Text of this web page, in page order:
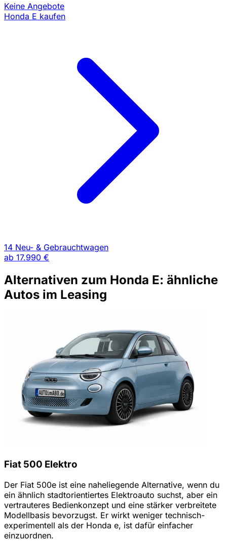
Keine Angebote
Honda E kaufen
14 Neu- & Gebrauchtwagen
ab 17.990 €
Alternativen zum Honda E: ähnliche
Autos im Leasing
Fiat 500 Elektro
Der Fiat 500e ist eine naheliegende Alternative, wenn du
ein ähnlich stadtorientiertes Elektroauto suchst, aber ein
vertrauteres Bedienkonzept und eine stärker verbreitete
Modellbasis bevorzugst. Er wirkt weniger technisch-
experimentell als der Honda e, ist dafür einfacher
einzuordnen.